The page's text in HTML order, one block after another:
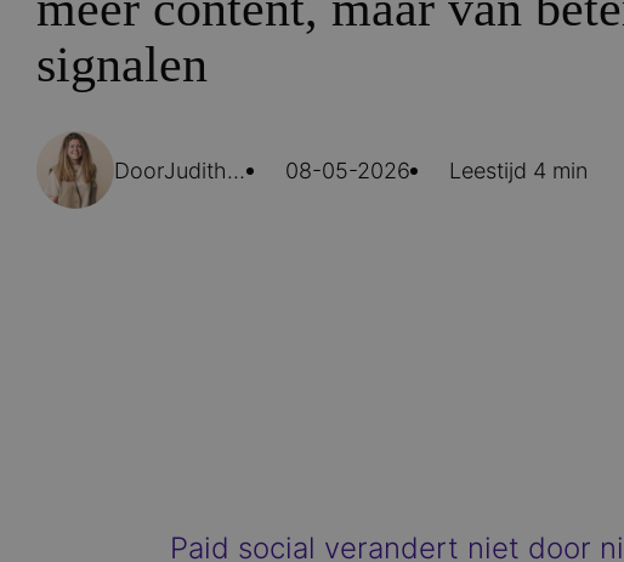
signalen
Door Judith de Rooij 08-05-2026 Leestijd 4 min
Paid social verandert niet door